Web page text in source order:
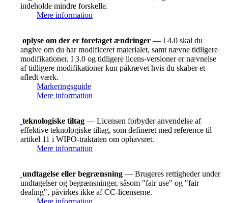
indeholde mindre forskelle.
Mere information
oplyse om der er foretaget ændringer — I 4.0 skal du
angive om du har modificeret materialet, samt nævne tidligere
modifikationer. I 3.0 og tidligere licens-versioner er nævnelse
af tidligere modifikationer kun påkrævet hvis du skaber et
afledt værk.
Markeringsguide
Mere information
teknologiske tiltag — Licensen forbyder anvendelse af
effektive teknologiske tiltag, som defineret med reference til
artikel 11 i WIPO-traktaten om ophavsret.
Mere information
undtagelse eller begrænsning — Brugeres rettigheder under
undtagelser og begrænsninger, såsom "fair use" og "fair
dealing", påvirkes ikke af CC-licenserne.